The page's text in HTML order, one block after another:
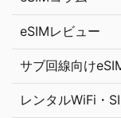
eSIMレビュー
サブ回線向け
レンタルWiFi・